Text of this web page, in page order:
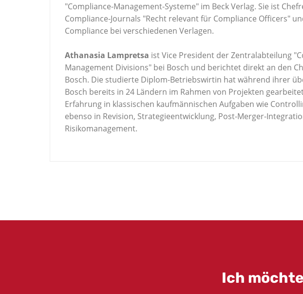
"Compliance-Management-Systeme" im Beck Verlag. Sie ist
Compliance-Journals "Recht relevant für Compliance Officers"
Compliance bei verschiedenen Verlagen.
Athanasia Lampretsa ist Vice President der Zentralabteilung
Management Divisions" bei Bosch und berichtet direkt an den
Bosch. Die studierte Diplom-Betriebswirtin hat während ihrer
Bosch bereits in 24 Ländern im Rahmen von Projekten
Erfahrung in klassischen kaufmännischen Aufgaben wie
ebenso in Revision, Strategieentwicklung, Post-Merger-
Risikomanagement.
Ich